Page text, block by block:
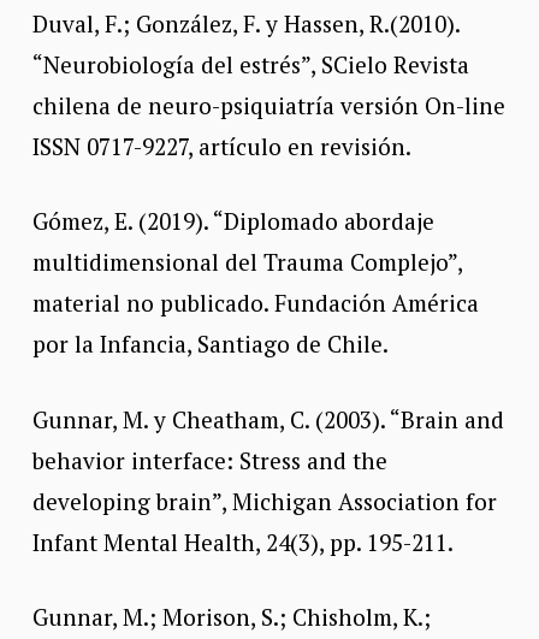
Duval, F.; González, F. y Hassen, R.(2010).
“Neurobiología del estrés”, SCielo Revista
chilena de neuro-psiquiatría versión On-line
ISSN 0717-9227, artículo en revisión.
Gómez, E. (2019). “Diplomado abordaje
multidimensional del Trauma Complejo”,
material no publicado. Fundación América
por la Infancia, Santiago de Chile.
Gunnar, M. y Cheatham, C. (2003). “Brain and
behavior interface: Stress and the
developing brain”, Michigan Association for
Infant Mental Health, 24(3), pp. 195-211.
Gunnar, M.; Morison, S.; Chisholm, K.;